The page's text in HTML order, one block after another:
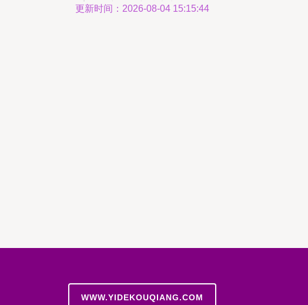
杆案例研究 销售与技术为双核驱动
更新时间：2026-08-04 15:15:44
WWW.YIDEKOUQIANG.COM